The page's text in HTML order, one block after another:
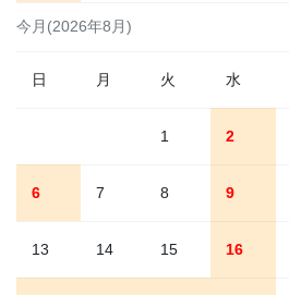
今月(2026年8月)
日 月 火 水
1 2
6 7 8 9
13 14 15 16